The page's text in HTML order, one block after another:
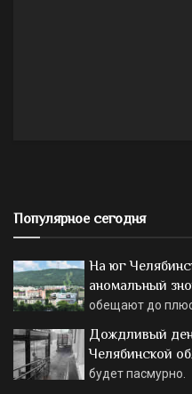
Популярное сегодня
На юг
аномальный
обещают до плюс
Дождливый
Челябинской
будет пасмурно.